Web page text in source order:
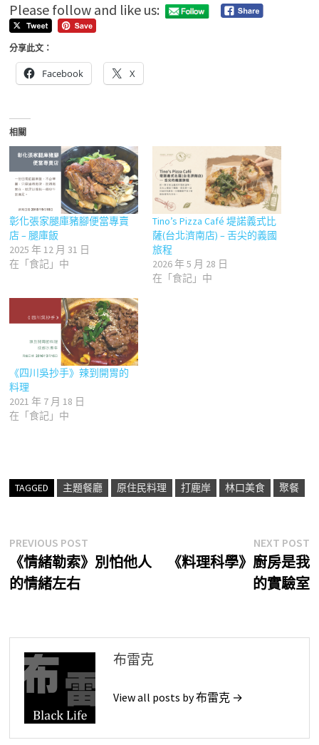
Please follow and like us:
分享此文：
Facebook X
相關
彰化張家腿庫豬腳便當專賣
店 – 腿庫飯
2025 年 12 月 31 日
在「食記」中
Tino’s Pizza Café 堤諾義式比
薩(台北濟南店) – 舌尖的義國
旅程
2026 年 5 月 28 日
在「食記」中
《四川吳抄手》辣到開胃的
料理
2021 年 7 月 18 日
在「食記」中
TAGGED 主題餐廳 原住民料理 打鹿岸 林口美食 聚餐
文
章
導
PREVIOUS POSTPrevious
post:
《情緒勒索》別怕他人
的情緒左右
NEXT POST
《料理科學》廚房是我
的實驗室
布雷克
View all posts by 布雷克 →